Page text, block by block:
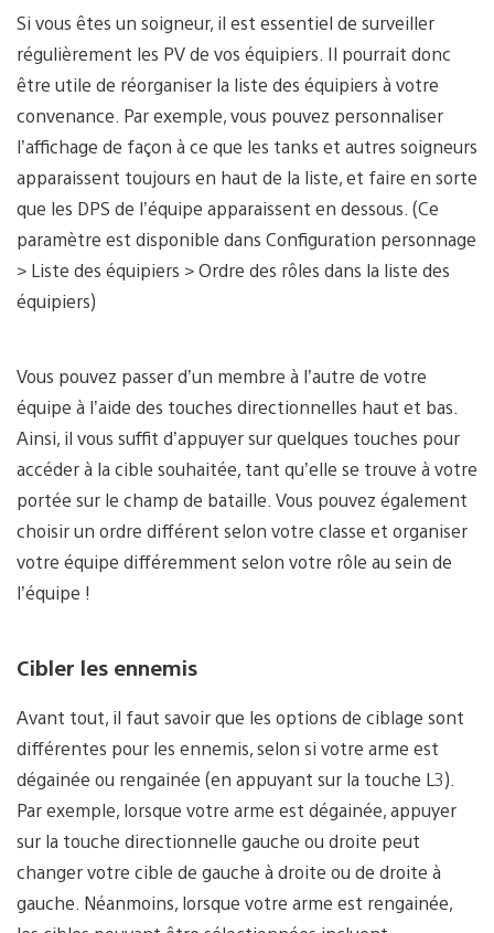
and
download
image
Si vous êtes un soigneur, il est essentiel de surveiller
régulièrement les PV de vos équipiers. Il pourrait donc
être utile de réorganiser la liste des équipiers à votre
convenance. Par exemple, vous pouvez personnaliser
l’affichage de façon à ce que les tanks et autres soigneurs
apparaissent toujours en haut de la liste, et faire en sorte
que les DPS de l’équipe apparaissent en dessous. (Ce
paramètre est disponible dans Configuration personnage
> Liste des équipiers > Ordre des rôles dans la liste des
équipiers)
Vous pouvez passer d’un membre à l’autre de votre
équipe à l’aide des touches directionnelles haut et bas.
Ainsi, il vous suffit d’appuyer sur quelques touches pour
accéder à la cible souhaitée, tant qu’elle se trouve à votre
portée sur le champ de bataille. Vous pouvez également
choisir un ordre différent selon votre classe et organiser
votre équipe différemment selon votre rôle au sein de
l’équipe !
Cibler les ennemis
Avant tout, il faut savoir que les options de ciblage sont
différentes pour les ennemis, selon si votre arme est
dégainée ou rengainée (en appuyant sur la touche L3).
Par exemple, lorsque votre arme est dégainée, appuyer
sur la touche directionnelle gauche ou droite peut
changer votre cible de gauche à droite ou de droite à
gauche. Néanmoins, lorsque votre arme est rengainée,